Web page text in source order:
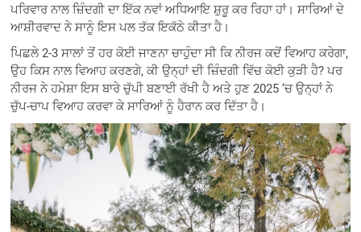
ਪਰਿਵਾਰ ਨਾਲ ਜ਼ਿੰਦਗੀ ਦਾ ਇੱਕ ਨਵਾਂ ਅਧਿਆਇ ਸ਼ੁਰੂ ਕਰ ਰਿਹਾ ਹਾਂ। ਸਾਰਿਆਂ ਦੇ
ਆਸ਼ੀਰਵਾਦ ਨੇ ਸਾਨੂੰ ਇਸ ਪਲ ਤੱਕ ਇਕੱਠੇ ਕੀਤਾ ਹੈ।
ਪਿਛਲੇ 2-3 ਸਾਲਾਂ ਤੋਂ ਹਰ ਕੋਈ ਜਾਣਨਾ ਚਾਹੁੰਦਾ ਸੀ ਕਿ ਨੀਰਜ ਕਦੋਂ ਵਿਆਹ ਕਰੇਗਾ,
ਉਹ ਕਿਸ ਨਾਲ ਵਿਆਹ ਕਰਣਗੇ, ਕੀ ਉਨ੍ਹਾਂ ਦੀ ਜ਼ਿੰਦਗੀ ਵਿੱਚ ਕੋਈ ਕੁੜੀ ਹੈ? ਪਰ
ਨੀਰਜ ਨੇ ਹਮੇਸ਼ਾ ਇਸ ਬਾਰੇ ਚੁੱਪੀ ਬਣਾਈ ਰੱਖੀ ਹੈ ਅਤੇ ਹੁਣ 2025 ‘ਚ ਉਨ੍ਹਾਂ ਨੇ
ਚੁੱਪ-ਚਾਪ ਵਿਆਹ ਕਰਵਾ ਕੇ ਸਾਰਿਆਂ ਨੂੰ ਹੈਰਾਨ ਕਰ ਦਿੱਤਾ ਹੈ।